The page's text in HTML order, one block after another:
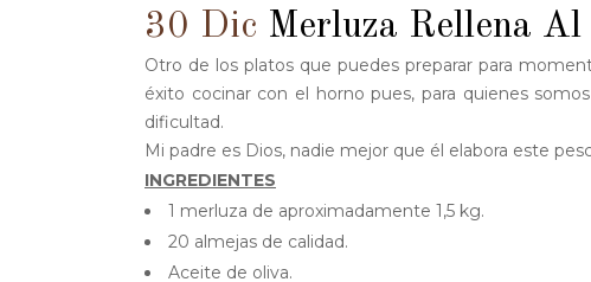
30 Dic Merluza Rellena
Otro de los platos que puedes preparar para
éxito cocinar con el horno pues, para quienes
dificultad.
Mi padre es Dios, nadie mejor que él elabora este
INGREDIENTES
1 merluza de aproximadamente 1,5 kg.
20 almejas de calidad.
Aceite de oliva.